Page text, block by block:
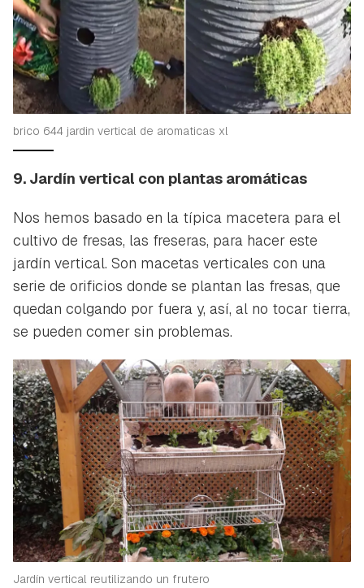
brico 644 jardin vertical de aromaticas xl
9. Jardín vertical con plantas aromáticas
Nos hemos basado en la típica macetera para el
cultivo de fresas, las freseras, para hacer este
jardín vertical. Son macetas verticales con una
serie de orificios donde se plantan las fresas, que
quedan colgando por fuera y, así, al no tocar tierra,
se pueden comer sin problemas.
Jardín vertical reutilizando un frutero